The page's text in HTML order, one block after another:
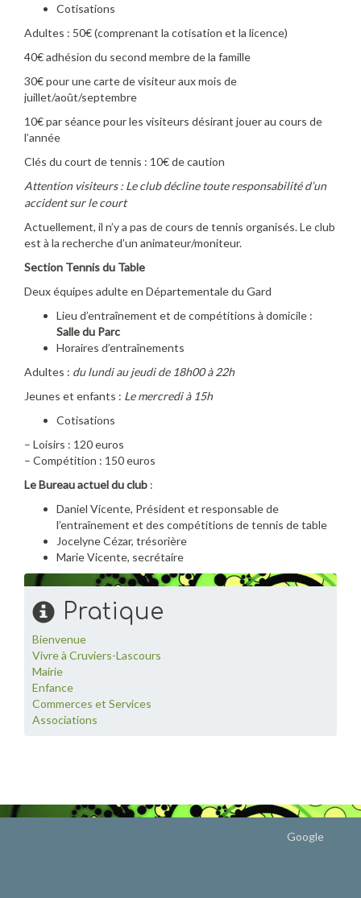
Cotisations
Adultes : 50€ (comprenant la cotisation et la licence)
40€ adhésion du second membre de la famille
30€ pour une carte de visiteur aux mois de
juillet/août/septembre
10€ par séance pour les visiteurs désirant jouer au cours de
l’année
Clés du court de tennis : 10€ de caution
Attention visiteurs : Le club décline toute responsabilité d’un
accident sur lecourt
Actuellement, il n’y a pas de cours de tennis organisés. Le club
est à la recherche d’un animateur/moniteur.
Section Tennis du Table
Deux équipes adulte en Départementale du Gard
Lieu d’entraînement et de compétitions à domicile :
Salle du Parc
Horaires d’entraînements
Adultes : du lundi au jeudi de 18h00 à 22h
Jeunes et enfants : Le mercredi à 15h
Cotisations
– Loisirs : 120 euros
– Compétition : 150 euros
Le Bureau actuel du club :
Daniel Vicente, Président et responsable de
l’entraînement et des compétitions de tennis de table
Jocelyne Cézar, trésorière
Marie Vicente, secrétaire
Pratique
Bienvenue
Vivre à Cruviers-Lascours
Mairie
Enfance
Commerces et Services
Associations
Google